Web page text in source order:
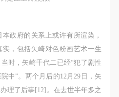
政府的关系上或许有所渲染，
，包括矢崎对色粉画艺术一生
时，矢崎千代二已经“犯了剧性
中”。两个月后的12月29日，矢
理了后事[12]。在去世半年多之